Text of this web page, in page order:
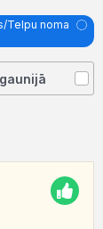
Telpu noma